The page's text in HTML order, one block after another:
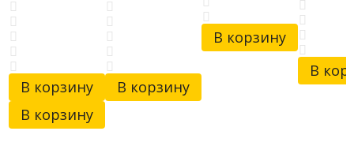
В корзину В корзину
В корзину
В
В корзину